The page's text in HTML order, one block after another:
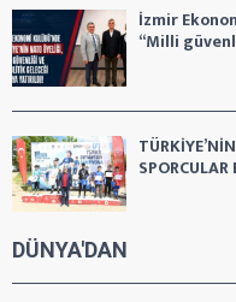
İzmir
“Milli
SPORCULAR
DÜNYA'DAN